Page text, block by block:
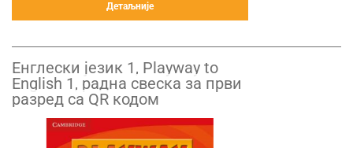
Детаљније
Енглески језик 1, Playway to
English 1, радна свеска за први
разред са QR кодом